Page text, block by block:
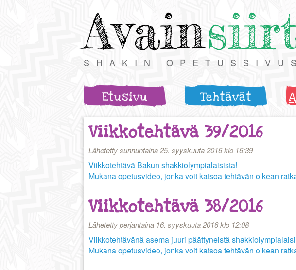
Avain
SHAKIN
Etusivu Tehtävät
Viikkotehtävä 39/2016
Lähetetty sunnuntaina 25. syyskuuta 2016 klo 16:39
Viikkotehtävä Bakun shakkiolympialaisista!
Mukana opetusvideo, jonka voit katsoa tehtävän oikean
Viikkotehtävä 38/2016
Lähetetty perjantaina 16. syyskuuta 2016 klo 12:08
Viikkotehtävänä asema juuri päättyneistä
Mukana opetusvideo, jonka voit katsoa tehtävän oikean